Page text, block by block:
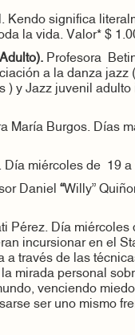
Kendo significa
la vida. Valor* $
Profesora
a la danza jazz
) y Jazz juvenil adulto
María Burgos. Días
Día miércoles de 19
Daniel “Willy”
Pérez. Día miércoles
incursionar en el
a través de las
mirada personal
venciendo
ser uno mismo